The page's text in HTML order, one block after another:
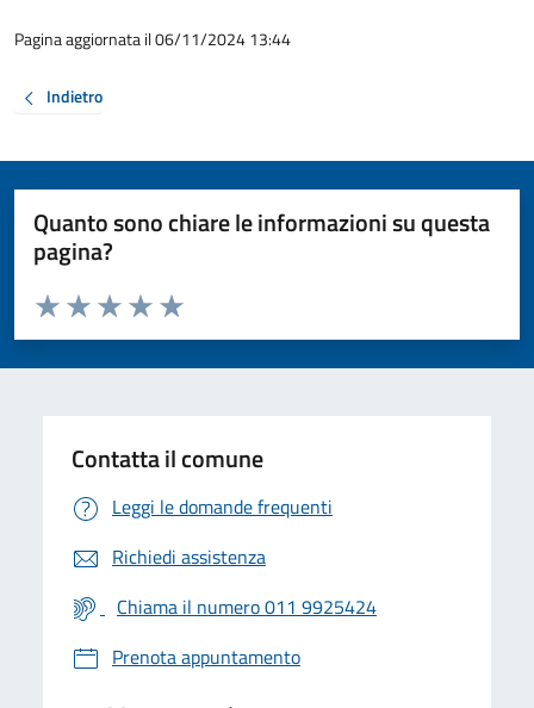
Pagina aggiornata il 06/11/2024 13:44
Indietro
Quanto sono chiare le informazioni su questa
pagina?
Valuta da 1 a 5 stelle la pagina
Valuta 5 stelle su 5
Valuta 4 stelle su 5
Valuta 3 stelle su 5
Valuta 2 stelle su 5
Valuta 1 stelle su 5
Contatta il comune
Leggi le domande frequenti
Richiedi assistenza
Chiama il numero 011 9925424
Prenota appuntamento